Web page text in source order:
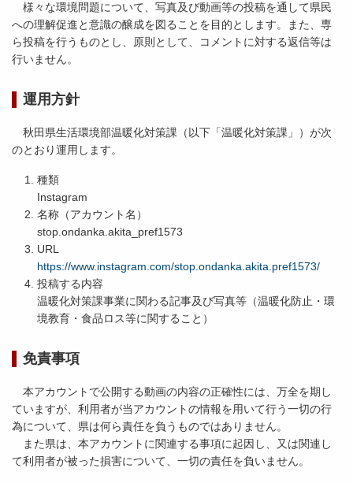
様々な環境問題について、写真及び動画等の投稿を通して県民
への理解促進と意識の醸成を図ることを目的とします。また、専
ら投稿を行うものとし、原則として、コメントに対する返信等は
行いません。
運用方針
秋田県生活環境部温暖化対策課（以下「温暖化対策課」）が次
のとおり運用します。
種類
Instagram
名称（アカウント名）
stop.ondanka.akita_pref1573
URL
https://www.instagram.com/stop.ondanka.akita.pref1573/
投稿する内容
温暖化対策課事業に関わる記事及び写真等（温暖化防止・環
境教育・食品ロス等に関すること）
免責事項
本アカウントで公開する動画の内容の正確性には、万全を期し
ていますが、利用者が当アカウントの情報を用いて行う一切の行
為について、県は何ら責任を負うものではありません。
また県は、本アカウントに関連する事項に起因し、又は関連し
て利用者が被った損害について、一切の責任を負いません。